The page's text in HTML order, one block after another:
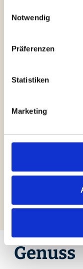
Notwendig
Präferenzen
Statistiken
Marketing
Wenn Sie das Wort
Genuss